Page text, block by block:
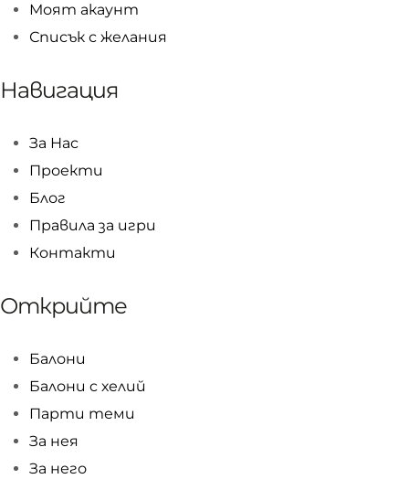
Моят акаунт
Списък с желания
Навигация
За Нас
Проекти
Блог
Правила за игри
Контакти
Открийте
Балони
Балони c хелий
Парти теми
За нея
За него